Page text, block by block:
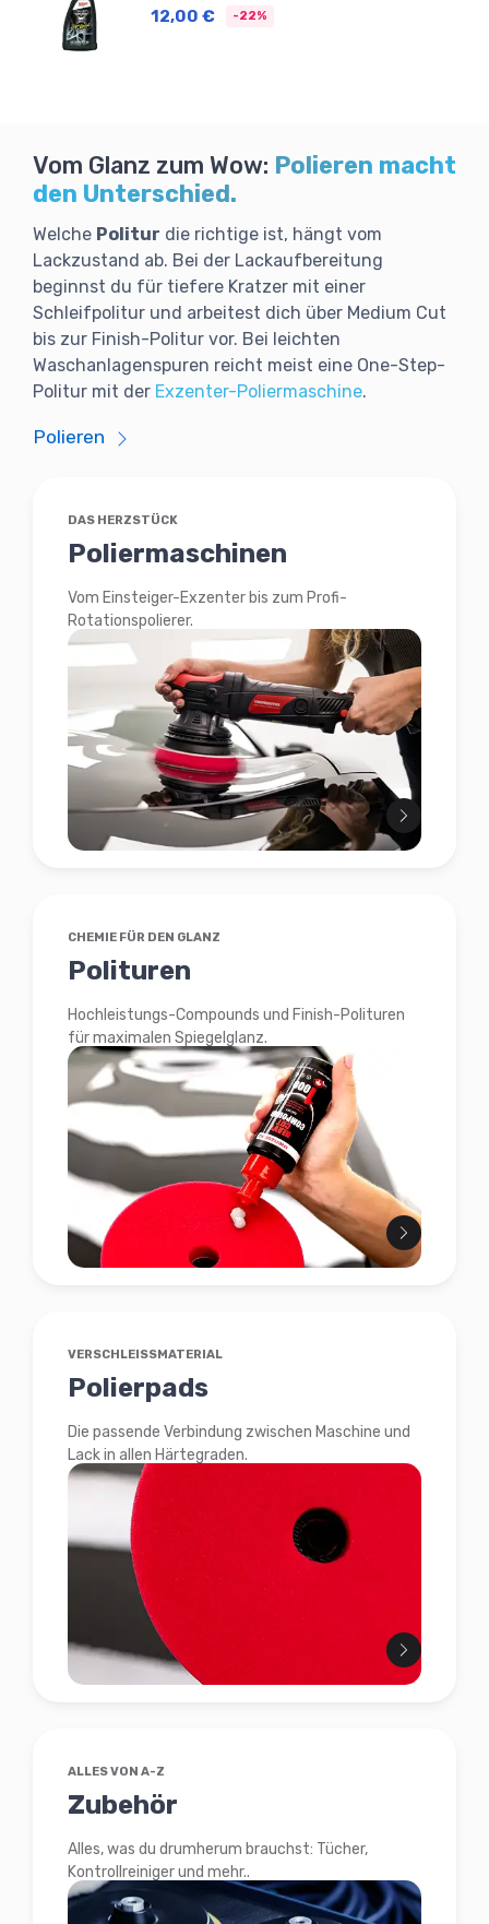
12,00 € -22%
Vom Glanz zum Wow: Polieren macht
den Unterschied.
Welche Politur die richtige ist, hängt vom
Lackzustand ab. Bei der Lackaufbereitung
beginnst du für tiefere Kratzer mit einer
Schleifpolitur und arbeitest dich über Medium Cut
bis zur Finish-Politur vor. Bei leichten
Waschanlagenspuren reicht meist eine One-Step-
Politur mit der Exzenter-Poliermaschine.
Polieren
DAS HERZSTÜCK
Poliermaschinen
Vom Einsteiger-Exzenter bis zum Profi-
Rotationspolierer.
CHEMIE FÜR DEN GLANZ
Polituren
Hochleistungs-Compounds und Finish-Polituren
für maximalen Spiegelglanz.
VERSCHLEISSMATERIAL
Polierpads
Die passende Verbindung zwischen Maschine und
Lack in allen Härtegraden.
ALLES VON A-Z
Zubehör
Alles, was du drumherum brauchst: Tücher,
Kontrollreiniger und mehr..